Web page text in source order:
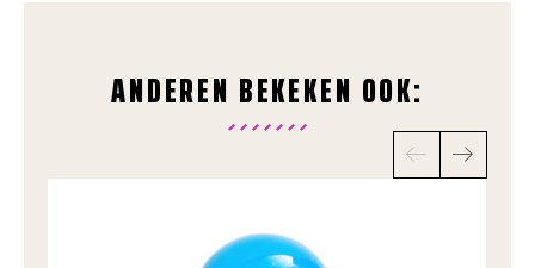
ANDEREN BEKEKEN OOK: